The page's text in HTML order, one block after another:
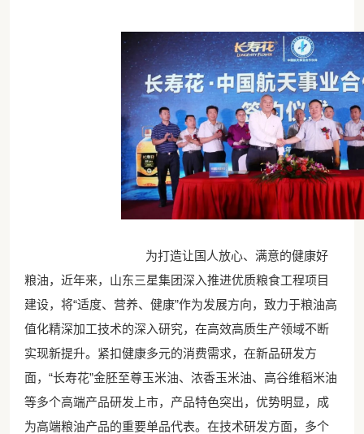
为打造让国人放心、满意的健康好
粮油，近年来，山东三星集团深入推进优质粮食工程项目
建设，将“适度、营养、健康”作为发展方向，致力于粮油高
值化精深加工技术的深入研究，在高效高质生产领域不断
实现新提升。紧扣健康多元的消费需求，在新品研发方
面，“长寿花”金胚至尊玉米油、浓香玉米油、高谷维稻米油
等多个高端产品研发上市，产品特色突出，优势明显，成
为高端粮油产品的重要单品代表。在技术研发方面，多个